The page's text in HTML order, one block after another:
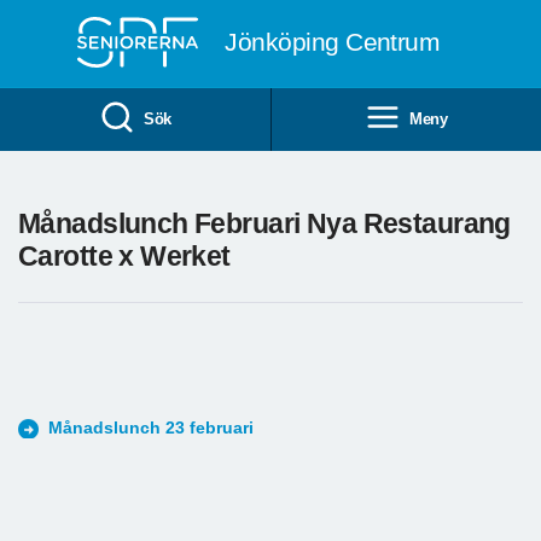
Jönköping Centrum
Sök Meny
Månadslunch Februari Nya Restaurang
Carotte x Werket
Månadslunch 23 februari